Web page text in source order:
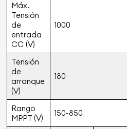
Máx.
Tensión
de
entrada
CC (V)
1000
Tensión
de
arranque
(V)
180
Rango
MPPT (V)
150-850